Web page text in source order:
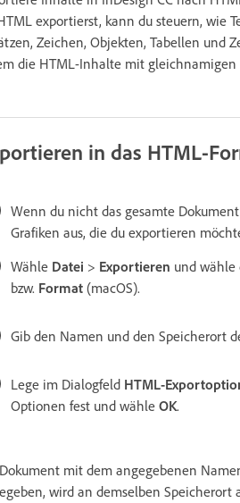
exportierst, kann du steuern, wie
Zeichen, Objekten, Tabellen und
die HTML-Inhalte mit gleichnamigen
in das HTML-
Wenn du nicht das gesamte
Grafiken aus, die du exportieren
Wähle Datei > Exportieren und wähle
bzw. Format (macOS).
Gib den Namen und den Speicherort
Lege im Dialogfeld HTML-
Optionen fest und wähle OK.
mit dem angegebenen
wird an demselben